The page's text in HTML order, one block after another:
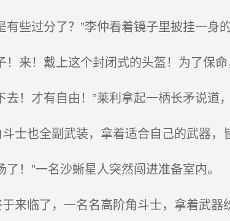
些过分了？”李仲看着镜子里披挂一身的
来！戴上这个封闭式的头盔！为了保命
！才有自由！”莱利拿起一柄长矛说道
士也全副武装，拿着适合自己的武器，
！”一名沙蜥星人突然闯进准备室内。
来临了，一名名高阶角斗士，拿着武器